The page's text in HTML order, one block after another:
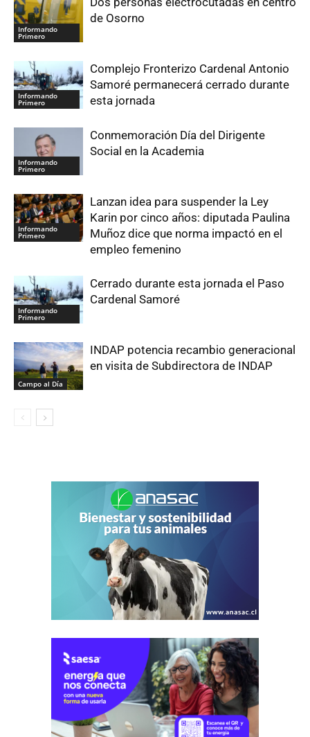
Informando
Primero
de Osorno
Informando
Primero
Complejo Fronterizo Cardenal Antonio
Samoré permanecerá cerrado durante
esta jornada
Informando
Primero
Conmemoración Día del Dirigente
Social en la Academia
Informando
Primero
Lanzan idea para suspender la Ley
Karin por cinco años: diputada Paulina
Muñoz dice que norma impactó en el
empleo femenino
Informando
Primero
Cerrado durante esta jornada el Paso
Cardenal Samoré
Campo al Día
INDAP potencia recambio generacional
en visita de Subdirectora de INDAP